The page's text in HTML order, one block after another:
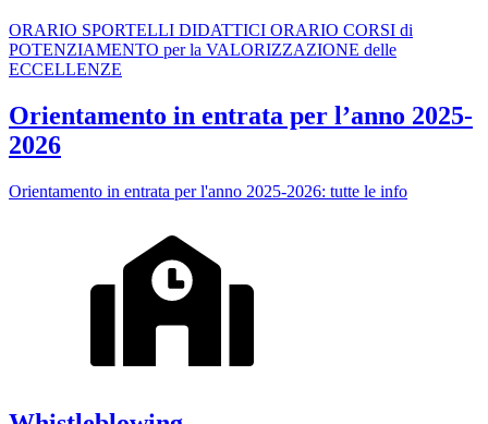
ORARIO SPORTELLI DIDATTICI ORARIO CORSI di
POTENZIAMENTO per la VALORIZZAZIONE delle
ECCELLENZE
Orientamento in entrata per l’anno 2025-
2026
Orientamento in entrata per l'anno 2025-2026: tutte le info